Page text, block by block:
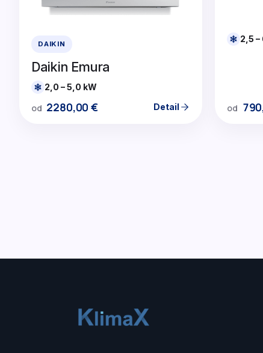
DAIKIN
Daikin Emura
2,0 – 5,0 kW
od 2280,00€ Detail
2,5 –
od